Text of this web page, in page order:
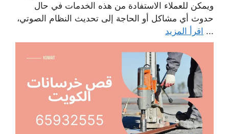
ويمكن للعملاء الاستفادة من هذه الخدمات في حال
حدوث أي مشاكل أو الحاجة إلى تحديث النظام الصوتي،
... اقرأ المزيد